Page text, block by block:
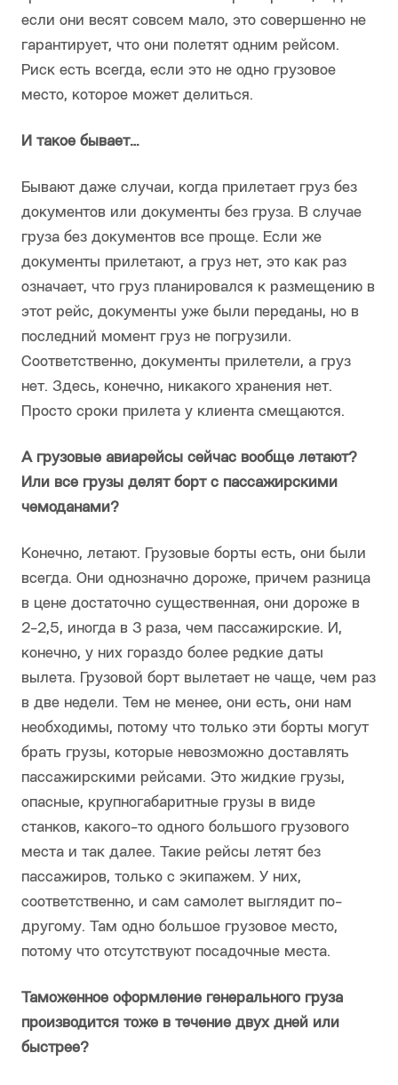
если они весят совсем мало, это совершенно не
гарантирует, что они полетят одним рейсом.
Риск есть всегда, если это не одно грузовое
место, которое может делиться.
И такое бывает…
Бывают даже случаи, когда прилетает груз без
документов или документы без груза. В случае
груза без документов все проще. Если же
документы прилетают, а груз нет, это как раз
означает, что груз планировался к размещению в
этот рейс, документы уже были переданы, но в
последний момент груз не погрузили.
Соответственно, документы прилетели, а груз
нет. Здесь, конечно, никакого хранения нет.
Просто сроки прилета у клиента смещаются.
А грузовые авиарейсы сейчас вообще летают?
Или все грузы делят борт с пассажирскими
чемоданами?
Конечно, летают. Грузовые борты есть, они были
всегда. Они однозначно дороже, причем разница
в цене достаточно существенная, они дороже в
2-2,5, иногда в 3 раза, чем пассажирские. И,
конечно, у них гораздо более редкие даты
вылета. Грузовой борт вылетает не чаще, чем раз
в две недели. Тем не менее, они есть, они нам
необходимы, потому что только эти борты могут
брать грузы, которые невозможно доставлять
пассажирскими рейсами. Это жидкие грузы,
опасные, крупногабаритные грузы в виде
станков, какого-то одного большого грузового
места и так далее. Такие рейсы летят без
пассажиров, только с экипажем. У них,
соответственно, и сам самолет выглядит по-
другому. Там одно большое грузовое место,
потому что отсутствуют посадочные места.
Таможенное оформление генерального груза
производится тоже в течение двух дней или
быстрее?